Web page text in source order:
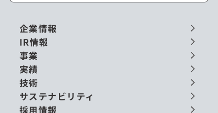
企業情報
IR情報
事業
実績
技術
サステナビリティ
採用情報